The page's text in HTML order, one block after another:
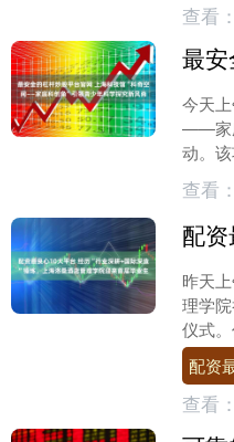
查看：
今天
——家
动。
与，
过严
查看：
昨天
理学
仪式
目，
生。他
配资
查看：